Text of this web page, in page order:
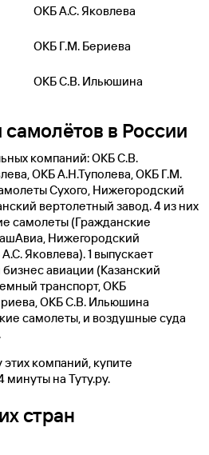
ОКБ А.С. Яковлева
ОКБ Г.М. Бериева
ОКБ С.В. Ильюшина
в России
компаний: ОКБ С.В.
ОКБ А.Н.Туполева, ОКБ Г.М.
Сухого, Нижегородский
вертолетный завод. 4 из них
самолеты (Гражданские
Нижегородский
Яковлева). 1 выпускает
авиации (Казанский
транспорт, ОКБ
ОКБ С.В. Ильюшина
самолеты, и воздушные суда
компаний, купите
минуты на Туту.ру.
стран